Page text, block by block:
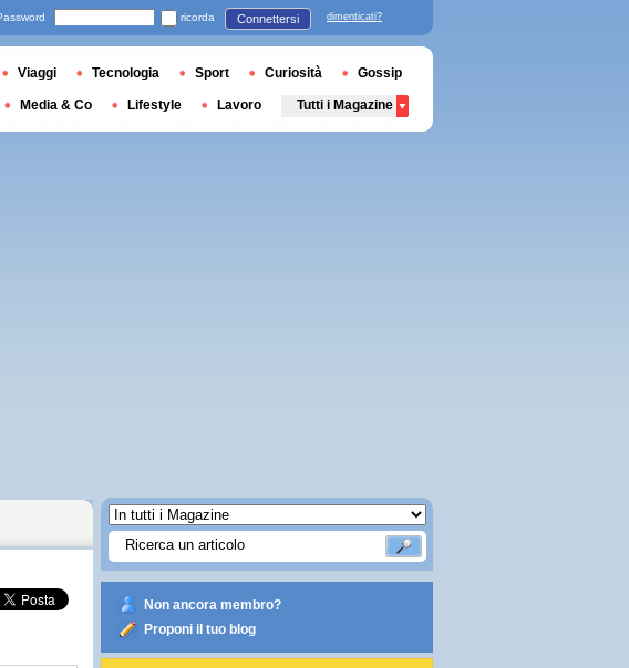
Non ancora membro?
Proponi il tuo blog
ricorda Connettersi dimenticati?
Viaggi Tecnologia Sport Curiosità Gossip
Media & Co Lifestyle Lavoro Tutti i Magazine